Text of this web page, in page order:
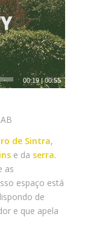
00:22|00:55
de Sintra,
e da serra.
as
espaço está
de
e que apela